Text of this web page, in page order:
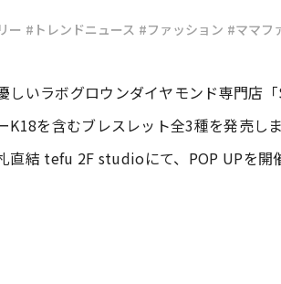
ー #トレンドニュース #ファッション #ママフ
しいラボグロウンダイヤモンド専門店
K18を含むブレスレット全3種を発売し
直結 tefu 2F studioにて、POP UPを開